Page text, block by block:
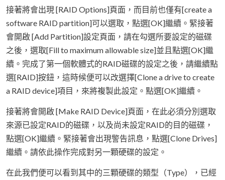
接著將會出現 [RAID Options]頁面，而目前也僅有[create a
software RAID partition]可以選取，點選[OK]繼續。緊接著
會開啟 [Add Partition]設定頁面，請在勾選所要設定的磁碟
之後，選取[Fill to maximum allowable size]並且點選[OK]繼
續。完成了第一個軟體式的RAID磁碟的設定之後，請繼續點
選[RAID]按鈕，這時候便可以改選擇[Clone a drive to create
a RAID device]項目，來將複製此設定。點選[OK]繼續。
接著將會開啟 [Make RAID Device]頁面，在此必須分別選取
來源已設定RAID的磁碟，以及尚未設定RAID的目的磁碟，
點選[OK]繼續。緊接著會出現警告訊息，點選[Clone Drives]
繼續。請依此操作完成對另一顆硬碟的設定。
在此我們便可以看到其中的三顆硬碟的類型（Type），已經